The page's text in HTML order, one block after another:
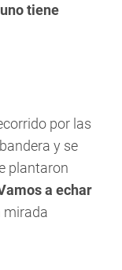
tiene
por las
y se
plantaron
a echar
mirada